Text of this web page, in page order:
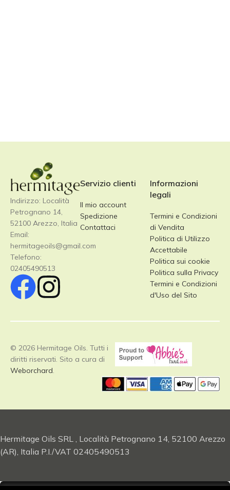
Indirizzo: Località
Petrognano 14,
52100 Arezzo, Italia
Email:
hermitageoils@gmail.com
Telefono:
02405490513
Servizio clienti
Il mio account
Spedizione
Contattaci
Informazioni
legali
Termini e Condizioni
di Vendita
Politica di Utilizzo
Accettabile
Politica sui cookie
Politica sulla Privacy
Termini e Condizioni
d'Uso del Sito
© 2026 Hermitage Oils. Tutti i
diritti riservati. Sito a cura di
Weborchard.
Hermitage Oils SRL , Località Petrognano 14, 52100 Arezzo
(AR), Italia P.I./VAT 02405490513